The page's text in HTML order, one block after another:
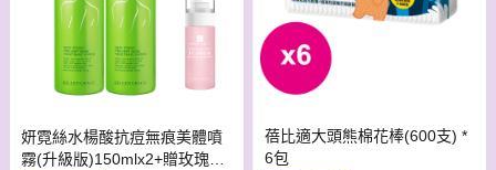
妍霓絲水楊酸抗痘無痕美體噴
霧(升級版)150mlx2+贈玫瑰保
蓓比適大頭熊棉花棒(600支) *
6包